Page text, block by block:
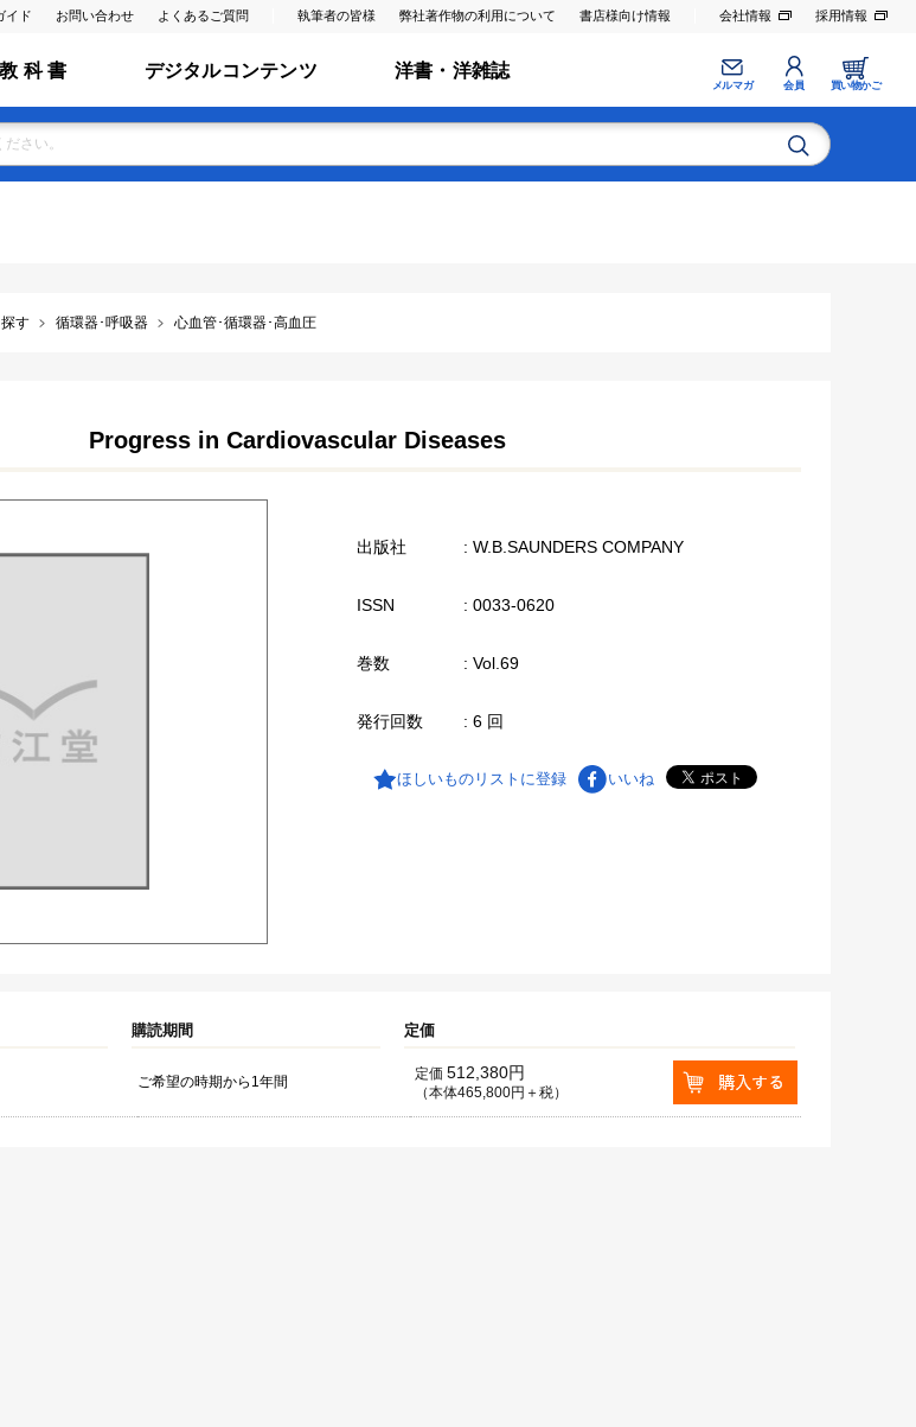
イド お問い合わせ よくあるご質問 執筆者の皆様 弊社著作物の利用について 書店様向け情報 会社情報 採用情報
教 科 書 デジタルコンテンツ 洋書・洋雑誌
メルマガ 会員 買い物かご
す 循環器･呼吸器 心血管･循環器･高血圧
Progress in Cardiovascular Diseases
出版社 : W.B.SAUNDERS COMPANY
ISSN : 0033-0620
巻数 : Vol.69
発行回数 : 6 回
ほしいものリストに登録 いいね
購読期間 定価
ご希望の時期から1年間 定価 512,380円
（本体465,800円＋税）